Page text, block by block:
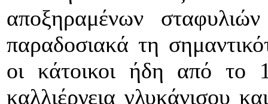
αποξηραμένων
παραδοσιακά τη
οι κάτοικοι ήδη από το
καλλιέργεια γλυκάνισου